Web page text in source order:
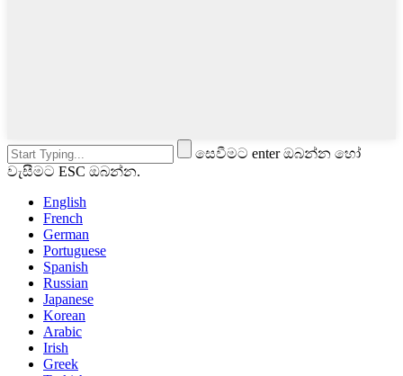
සෙවීමට enter ඔබන්න හෝ
වැසීමට ESC ඔබන්න.
English
French
German
Portuguese
Spanish
Russian
Japanese
Korean
Arabic
Irish
Greek